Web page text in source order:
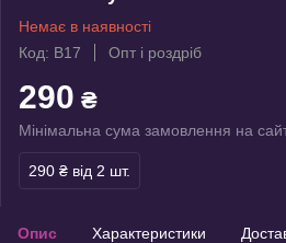
Немає в наявності
Код: В17
Опт і роздріб
290 ₴
Мінімальна сума замовлення на
290 ₴ від 2 шт.
Опис Характеристики